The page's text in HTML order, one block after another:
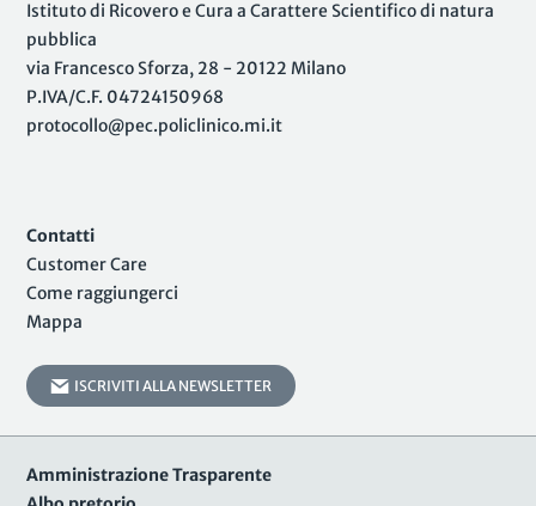
Istituto di Ricovero e Cura a Carattere Scientifico di natura
pubblica
via Francesco Sforza, 28 - 20122 Milano
P.IVA/C.F. 04724150968
protocollo@pec.policlinico.mi.it
Contatti
Customer Care
Come raggiungerci
Mappa
ISCRIVITI ALLA NEWSLETTER
Amministrazione Trasparente